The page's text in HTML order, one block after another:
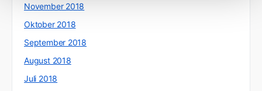
November 2018
Oktober 2018
September 2018
August 2018
Juli 2018